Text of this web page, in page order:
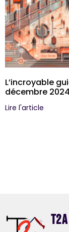
L’incroyable
décembre 2024
Lire l'article